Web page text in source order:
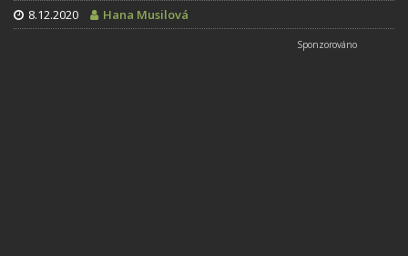
8.12.2020 Hana Musilová